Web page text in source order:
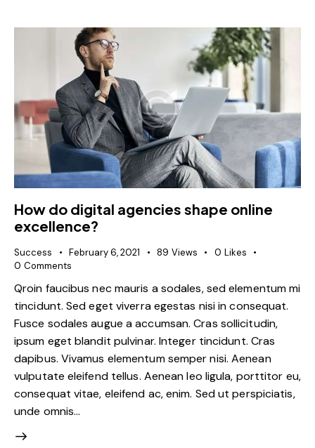
How do digital agencies shape online
excellence?
Success February 6, 2021 89 Views 0 Likes
0 Comments
Qroin faucibus nec mauris a sodales, sed elementum mi
tincidunt. Sed eget viverra egestas nisi in consequat.
Fusce sodales augue a accumsan. Cras sollicitudin,
ipsum eget blandit pulvinar. Integer tincidunt. Cras
dapibus. Vivamus elementum semper nisi. Aenean
vulputate eleifend tellus. Aenean leo ligula, porttitor eu,
consequat vitae, eleifend ac, enim. Sed ut perspiciatis,
unde omnis…